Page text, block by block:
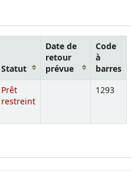
Statut
Date de
retour
prévue
Code
à
barres
Prêt
restreint
1293